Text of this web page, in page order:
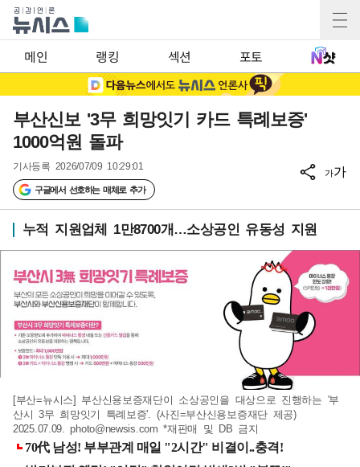
메인 랭킹 섹션 포토
부산신보 '3무 희망잇기 카드 특례보증'
1000억원 돌파
기사등록 2026/07/09 10:29:01
구글에서 선호하는 매체로 추가
가가
누적 지원업체 1만8700개…소상공인 유동성 지원
[부산=뉴시스] 부산신용보증재단이 소상공인을 대상으로 진행하는 '부
산시 3무 희망잇기 특례보증'. (사진=부산신용보증재단 제공)
2025.07.09.photo@newsis.com *재판매 및 DB 금지